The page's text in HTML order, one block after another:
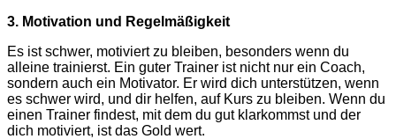
3. Motivation und Regelmäßigkeit
Es ist schwer, motiviert zu bleiben, besonders wenn du
alleine trainierst. Ein guter Trainer ist nicht nur ein Coach,
sondern auch ein Motivator. Er wird dich unterstützen, wenn
es schwer wird, und dir helfen, auf Kurs zu bleiben. Wenn du
einen Trainer findest, mit dem du gut klarkommst und der
dich motiviert, ist das Gold wert.